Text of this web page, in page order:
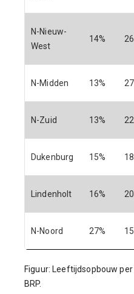
N-Nieuw-
West
14%
N-Midden 13%
N-Zuid 13%
Dukenburg 15%
Lindenholt 16%
N-Noord 27%
Figuur: Leeftijdsopbouw
BRP.